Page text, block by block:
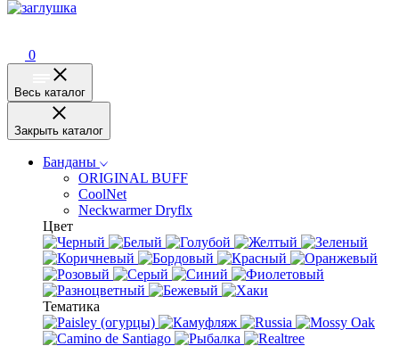
0
Весь каталог
Закрыть каталог
Банданы
ORIGINAL BUFF
CoolNet
Neckwarmer Dryflx
Цвет
Тематика